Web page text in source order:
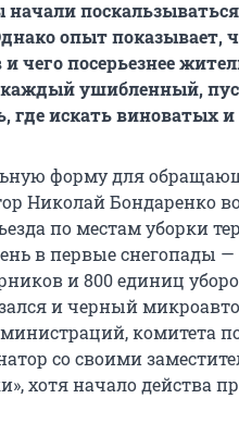
начали
опыт показывает,
и чего посерьезнее
ушибленный,
где искать виноватых
форму для
Николай Бондаренко
по местам уборки
в первые снегопады —
и 800 единиц
и черный
комитета по
со своими
хотя начало действа